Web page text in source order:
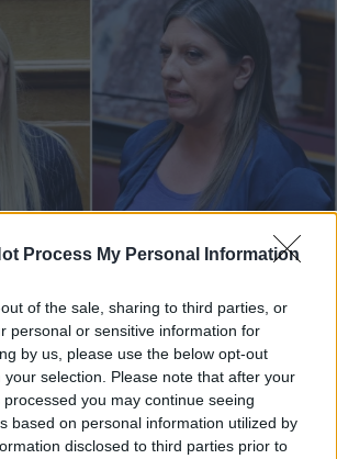
Process My Personal Information
of the sale, sharing to third parties, or
personal or sensitive information for
by us, please use the below opt-out
selection. Please note that after your
you may continue seeing
based on personal information utilized by
disclosed to third parties prior to
- Κωνσταντοπούλου:
αλληλοκατηγορίες με φόντο
και γύρω από την υπόθεση
βουλευτή να αποκρούει τις
της, λέγοντας πως «είμαστε αθώοι